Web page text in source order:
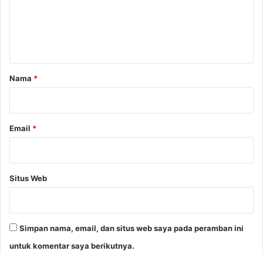
rNama *
Email *
Situs Web
Simpan nama, email, dan situs web saya pada peramban ini
untuk komentar saya berikutnya.